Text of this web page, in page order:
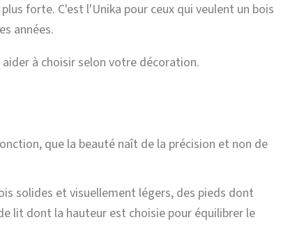
forte. C'est l'Unika pour ceux qui veulent un bois
années.
à choisir selon votre décoration.
que la beauté naît de la précision et non de
solides et visuellement légers, des pieds dont
lit dont la hauteur est choisie pour équilibrer le